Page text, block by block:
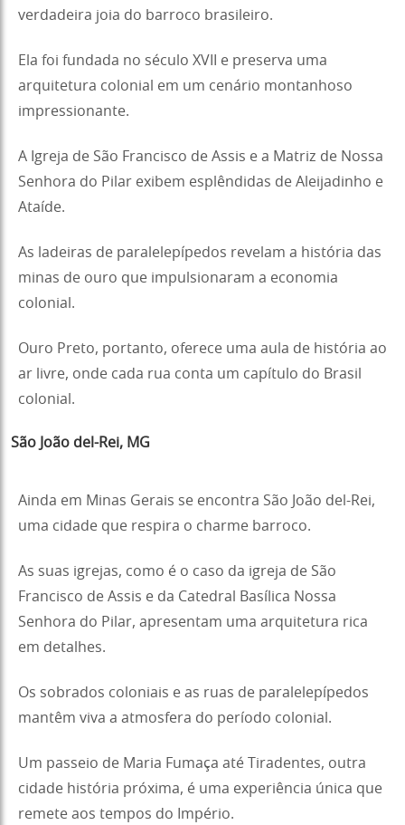
verdadeira joia do barroco brasileiro.
Ela foi fundada no século XVII e preserva uma
arquitetura colonial em um cenário montanhoso
impressionante.
A Igreja de São Francisco de Assis e a Matriz de Nossa
Senhora do Pilar exibem esplêndidas de Aleijadinho e
Ataíde.
As ladeiras de paralelepípedos revelam a história das
minas de ouro que impulsionaram a economia
colonial.
Ouro Preto, portanto, oferece uma aula de história ao
ar livre, onde cada rua conta um capítulo do Brasil
colonial.
São João del-Rei, MG
Ainda em Minas Gerais se encontra São João del-Rei,
uma cidade que respira o charme barroco.
As suas igrejas, como é o caso da igreja de São
Francisco de Assis e da Catedral Basílica Nossa
Senhora do Pilar, apresentam uma arquitetura rica
em detalhes.
Os sobrados coloniais e as ruas de paralelepípedos
mantêm viva a atmosfera do período colonial.
Um passeio de Maria Fumaça até Tiradentes, outra
cidade história próxima, é uma experiência única que
remete aos tempos do Império.